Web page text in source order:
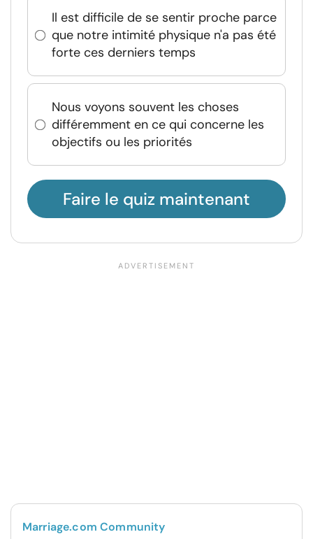
Il est difficile de se sentir proche parce
que notre intimité physique n'a pas été
forte ces derniers temps
Nous voyons souvent les choses
différemment en ce qui concerne les
objectifs ou les priorités
Faire le quiz maintenant
Marriage.com Community